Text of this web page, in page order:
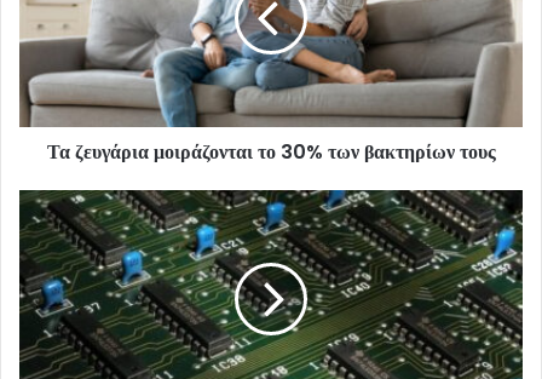
Τα ζευγάρια μοιράζονται το 30% των βακτηρίων τους